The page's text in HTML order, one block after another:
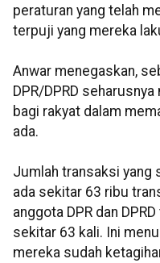
peraturan yang telah
terpuji yang mereka
Anwar menegaskan,
DPR/DPRD
bagi rakyat dalam
ada.
Jumlah transaksi yang
ada sekitar 63 ribu
anggota DPR dan
sekitar 63 kali. Ini
mereka sudah